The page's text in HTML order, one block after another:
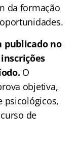
da formação
publicado no
O
objetiva,
psicológicos,
de